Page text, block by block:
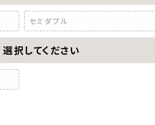
セミダブル
選択してください